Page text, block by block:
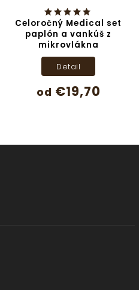
Celoročný Medical set
paplón a vankúš z
mikrovlákna
od €19,70
Detail